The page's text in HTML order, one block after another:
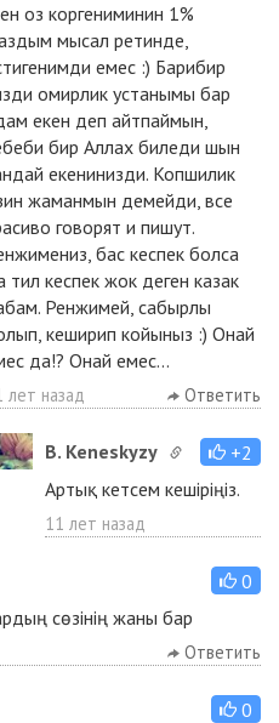
оз коргениминин 1%
мысал ретинде,
емес :) Барибир
омирлик устанымы бар
екен деп айтпаймын,
бир Аллах биледи шын
екенинизди. Копшилик
жаманмын демейди, все
говорят и пишут.
бас кеспек болса
тил кеспек жок деген казак
Ренжимей, сабырлы
кеширип койыныз :) Онай
да!? Онай емес...
лет назад Ответить
B. Keneskyzy
+2
Артық кетсем кешіріңіз.
11 лет назад
0
сөзінің жаны бар
Ответить
0